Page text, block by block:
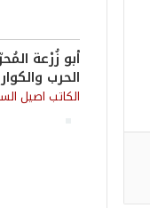
أبو زُرْعة
الحرب
الكاتب اصيل